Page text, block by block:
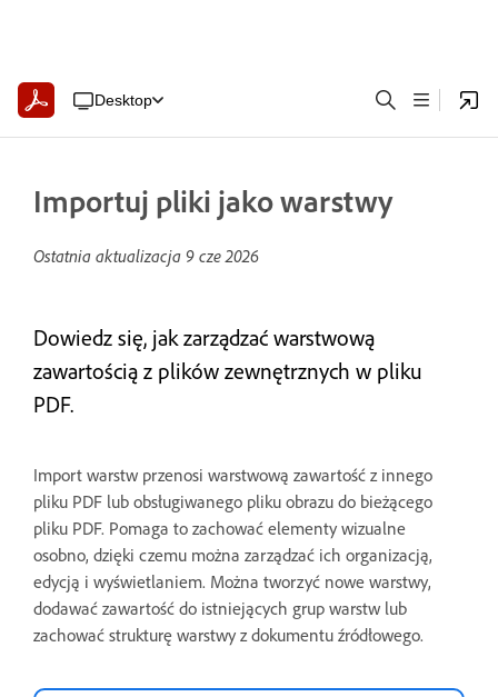
Desktop
Importuj pliki jako warstwy
Ostatnia aktualizacja 9 cze 2026
Dowiedz się, jak zarządzać warstwową
zawartością z plików zewnętrznych w pliku
PDF.
Import warstw przenosi warstwową zawartość z innego
pliku PDF lub obsługiwanego pliku obrazu do bieżącego
pliku PDF. Pomaga to zachować elementy wizualne
osobno, dzięki czemu można zarządzać ich organizacją,
edycją i wyświetlaniem. Można tworzyć nowe warstwy,
dodawać zawartość do istniejących grup warstw lub
zachować strukturę warstwy z dokumentu źródłowego.